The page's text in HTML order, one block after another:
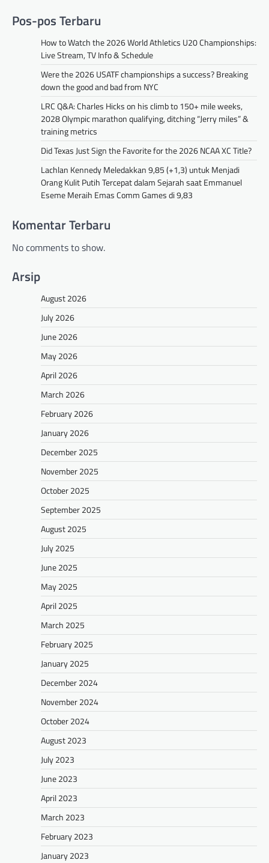
Pos-pos Terbaru
How to Watch the 2026 World Athletics U20 Championships:
Live Stream, TV Info & Schedule
Were the 2026 USATF championships a success? Breaking
down the good and bad from NYC
LRC Q&A: Charles Hicks on his climb to 150+ mile weeks,
2028 Olympic marathon qualifying, ditching “Jerry miles” &
training metrics
Did Texas Just Sign the Favorite for the 2026 NCAA XC Title?
Lachlan Kennedy Meledakkan 9,85 (+1,3) untuk Menjadi
Orang Kulit Putih Tercepat dalam Sejarah saat Emmanuel
Eseme Meraih Emas Comm Games di 9,83
Komentar Terbaru
No comments to show.
Arsip
August 2026
July 2026
June 2026
May 2026
April 2026
March 2026
February 2026
January 2026
December 2025
November 2025
October 2025
September 2025
August 2025
July 2025
June 2025
May 2025
April 2025
March 2025
February 2025
January 2025
December 2024
November 2024
October 2024
August 2023
July 2023
June 2023
April 2023
March 2023
February 2023
January 2023